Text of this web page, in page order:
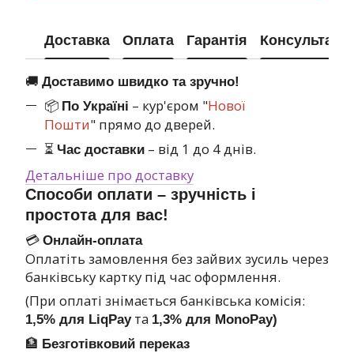
Доставка Оплата Гарантія Консультація
🚚 Доставимо швидко та зручно!
📦 По Україні – кур'єром "Нової
Пошти" прямо до дверей.
⏳ Час доставки – від 1 до 4 днів.
Детальніше про доставку
Способи оплати – зручність і
простота для вас!
💳 Онлайн-оплата
Оплатіть замовлення без зайвих зусиль через
банківську картку під час оформлення.
(При оплаті знімається банківська комісія:
1,5% для LiqPayта 1,3% для MonoPay)
🏦 Безготівковий переказ